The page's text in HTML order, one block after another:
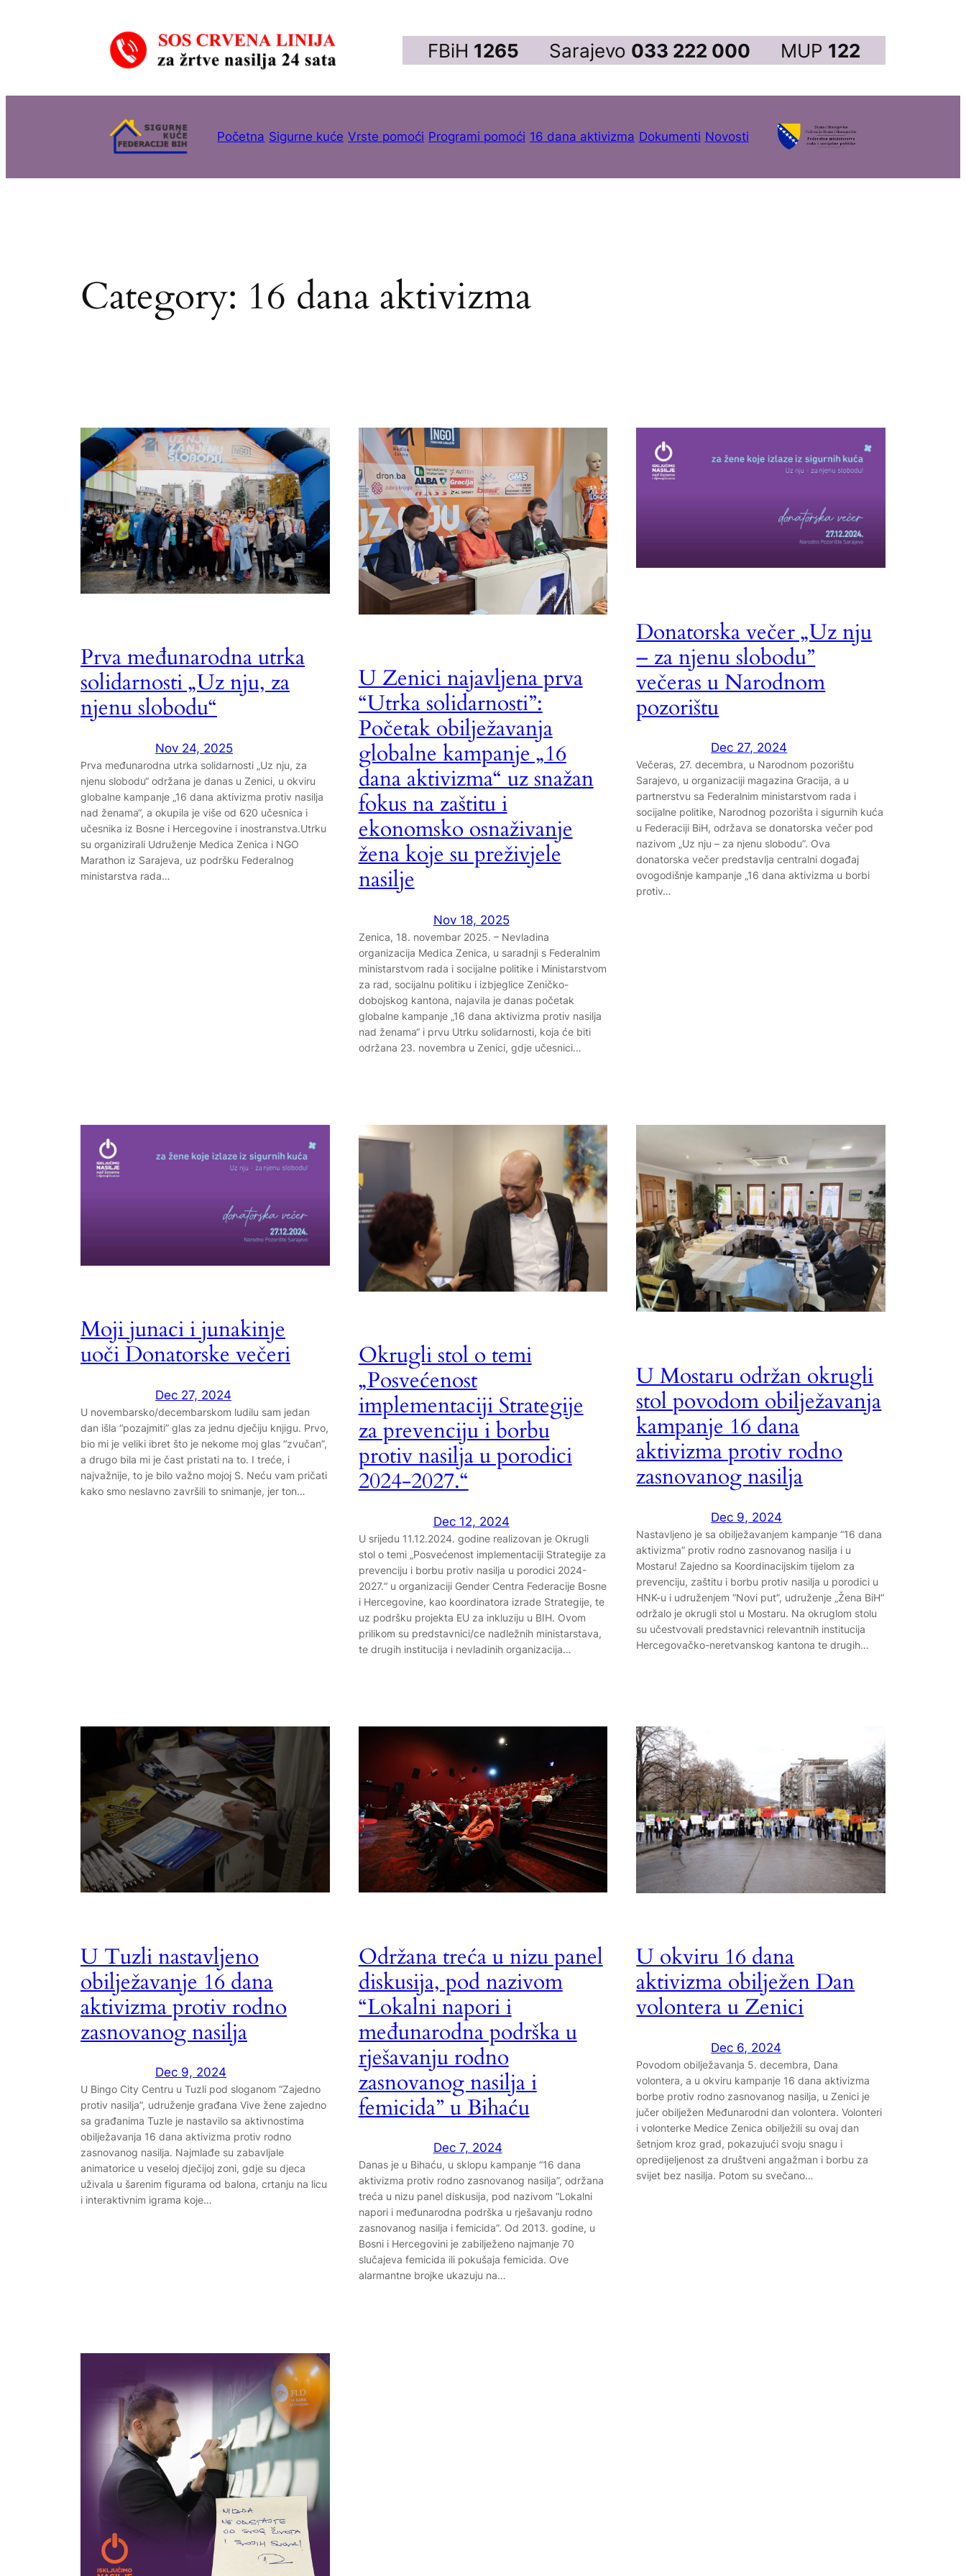
FBiH 1265 Sarajevo 033 222 000 MUP 122
Početna Sigurne kuće Vrste pomoći Programi pomoći 16 dana aktivizma Dokumenti Novosti
Category: 16 dana aktivizma
Prva međunarodna utrka
solidarnosti „Uz nju, za
njenu slobodu“
Nov 24, 2025
Prva međunarodna utrka solidarnosti „Uz nju, za
njenu slobodu“ održana je danas u Zenici, u okviru
globalne kampanje „16 dana aktivizma protiv nasilja
nad ženama“, a okupila je više od 620 učesnica i
učesnika iz Bosne i Hercegovine i inostranstva.Utrku
su organizirali Udruženje Medica Zenica i NGO
Marathon iz Sarajeva, uz podršku Federalnog
ministarstva rada…
U Zenici najavljena prva
“Utrka solidarnosti”:
Početak obilježavanja
globalne kampanje „16
dana aktivizma“ uz snažan
fokus na zaštitu i
ekonomsko osnaživanje
žena koje su preživjele
nasilje
Nov 18, 2025
Zenica, 18. novembar 2025. – Nevladina
organizacija Medica Zenica, u saradnji s Federalnim
ministarstvom rada i socijalne politike i Ministarstvom
za rad, socijalnu politiku i izbjeglice Zeničko-
dobojskog kantona, najavila je danas početak
globalne kampanje „16 dana aktivizma protiv nasilja
nad ženama“ i prvu Utrku solidarnosti, koja će biti
održana 23. novembra u Zenici, gdje učesnici…
Donatorska večer „Uz nju
– za njenu slobodu”
večeras u Narodnom
pozorištu
Dec 27, 2024
Večeras, 27. decembra, u Narodnom pozorištu
Sarajevo, u organizaciji magazina Gracija, a u
partnerstvu sa Federalnim ministarstvom rada i
socijalne politike, Narodnog pozorišta i sigurnih kuća
u Federaciji BiH, održava se donatorska večer pod
nazivom „Uz nju – za njenu slobodu”. Ova
donatorska večer predstavlja centralni događaj
ovogodišnje kampanje „16 dana aktivizma u borbi
protiv…
Moji junaci i junakinje
uoči Donatorske večeri
Dec 27, 2024
U novembarsko/decembarskom ludilu sam jedan
dan išla “pozajmiti” glas za jednu dječiju knjigu. Prvo,
bio mi je veliki ibret što je nekome moj glas “zvučan”,
a drugo bila mi je čast pristati na to. I treće, i
najvažnije, to je bilo važno mojoj S. Neću vam pričati
kako smo neslavno završili to snimanje, jer ton…
Okrugli stol o temi
„Posvećenost
implementaciji Strategije
za prevenciju i borbu
protiv nasilja u porodici
2024-2027.“
Dec 12, 2024
U srijedu 11.12.2024. godine realizovan je Okrugli
stol o temi „Posvećenost implementaciji Strategije za
prevenciju i borbu protiv nasilja u porodici 2024-
2027.“ u organizaciji Gender Centra Federacije Bosne
i Hercegovine, kao koordinatora izrade Strategije, te
uz podršku projekta EU za inkluziju u BIH. Ovom
prilikom su predstavnici/ce nadležnih ministarstava,
te drugih institucija i nevladinih organizacija…
U Mostaru održan okrugli
stol povodom obilježavanja
kampanje 16 dana
aktivizma protiv rodno
zasnovanog nasilja
Dec 9, 2024
Nastavljeno je sa obilježavanjem kampanje “16 dana
aktivizma” protiv rodno zasnovanog nasilja i u
Mostaru! Zajedno sa Koordinacijskim tijelom za
prevenciju, zaštitu i borbu protiv nasilja u porodici u
HNK-u i udruženjem “Novi put”, udruženje „Žena BiH“
održalo je okrugli stol u Mostaru. Na okruglom stolu
su učestvovali predstavnici relevantnih institucija
Hercegovačko-neretvanskog kantona te drugih…
U Tuzli nastavljeno
obilježavanje 16 dana
aktivizma protiv rodno
zasnovanog nasilja
Dec 9, 2024
U Bingo City Centru u Tuzli pod sloganom “Zajedno
protiv nasilja”, udruženje građana Vive žene zajedno
sa građanima Tuzle je nastavilo sa aktivnostima
obilježavanja 16 dana aktivizma protiv rodno
zasnovanog nasilja. Najmlađe su zabavljale
animatorice u veseloj dječijoj zoni, gdje su djeca
uživala u šarenim figurama od balona, crtanju na licu
i interaktivnim igrama koje…
Održana treća u nizu panel
diskusija, pod nazivom
“Lokalni napori i
međunarodna podrška u
rješavanju rodno
zasnovanog nasilja i
femicida” u Bihaću
Dec 7, 2024
Danas je u Bihaću, u sklopu kampanje “16 dana
aktivizma protiv rodno zasnovanog nasilja”, održana
treća u nizu panel diskusija, pod nazivom “Lokalni
napori i međunarodna podrška u rješavanju rodno
zasnovanog nasilja i femicida”. Od 2013. godine, u
Bosni i Hercegovini je zabilježeno najmanje 70
slučajeva femicida ili pokušaja femicida. Ove
alarmantne brojke ukazuju na…
U okviru 16 dana
aktivizma obilježen Dan
volontera u Zenici
Dec 6, 2024
Povodom obilježavanja 5. decembra, Dana
volontera, a u okviru kampanje 16 dana aktivizma
borbe protiv rodno zasnovanog nasilja, u Zenici je
jučer obilježen Međunarodni dan volontera. Volonteri
i volonterke Medice Zenica obilježili su ovaj dan
šetnjom kroz grad, pokazujući svoju snagu i
opredijeljenost za društveni angažman i borbu za
svijet bez nasilja. Potom su svečano…